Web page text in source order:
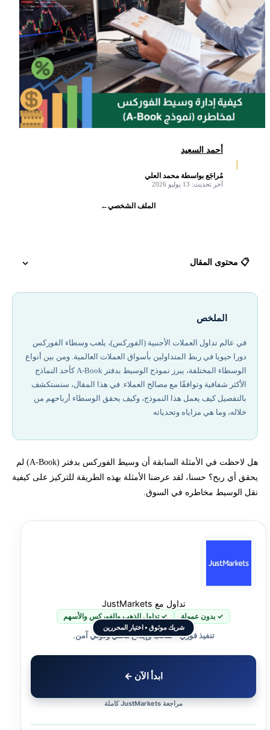
أحمد السعيد
مُراجَع بواسطة محمد العلي
آخر تحديث: 13 يوليو 2026
الملف الشخصي←
📋 محتوى المقال
كيف يحقق وسطاء الفوركس بدفتر (A-Book) الأرباح؟
مثال على زيادة السعر: شراء زوج العملات (EUR/USD)
كيف يحقق الوسيط بدفتر A-Book أرباحه
إخلاء المسؤولية وتنويه المخاطر
تحتاج لاستشارة لمعرفة كيفية تداول الفوركس؟
الملخص
في عالم تداول العملات الأجنبية (الفوركس)، يلعب وسطاء الفوركس
دورا حيويا في ربط المتداولين بأسواق العملات العالمية. ومن بين أنواع
الوسطاء المختلفة، يبرز نموذج الوسيط بدفتر A-Book كأحد النماذج
الأكثر شفافية وتوافقًا مع مصالح العملاء. في هذا المقال، سنستكشف
بالتفصيل كيف يعمل هذا النموذج، وكيف يحقق الوسطاء أرباحهم من
خلاله، وما هي مزاياه وتحدياته
هل لاحظت في الأمثلة السابقة أن وسيط الفوركس بدفتر (A-Book) لم
يحقق أي ربح؟ حسنا، لقد عرضنا الأمثلة بهذه الطريقة للتركيز على كيفية
نقل الوسيط مخاطره في السوق.
شريك موثوق • اختيار المحررين
تداول مع JustMarkets
✓ بدون عمولة ✓ تداول الذهب والفوركس والأسهم
تنفيذ فوري • سحب وإيداع محلي ودولي آمن.
ابدأ الآن ←
مراجعة JustMarkets كاملة